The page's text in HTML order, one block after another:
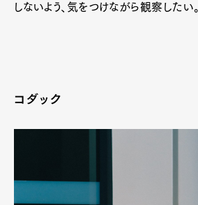
しないよう、気をつけながら観察したい。
コダック